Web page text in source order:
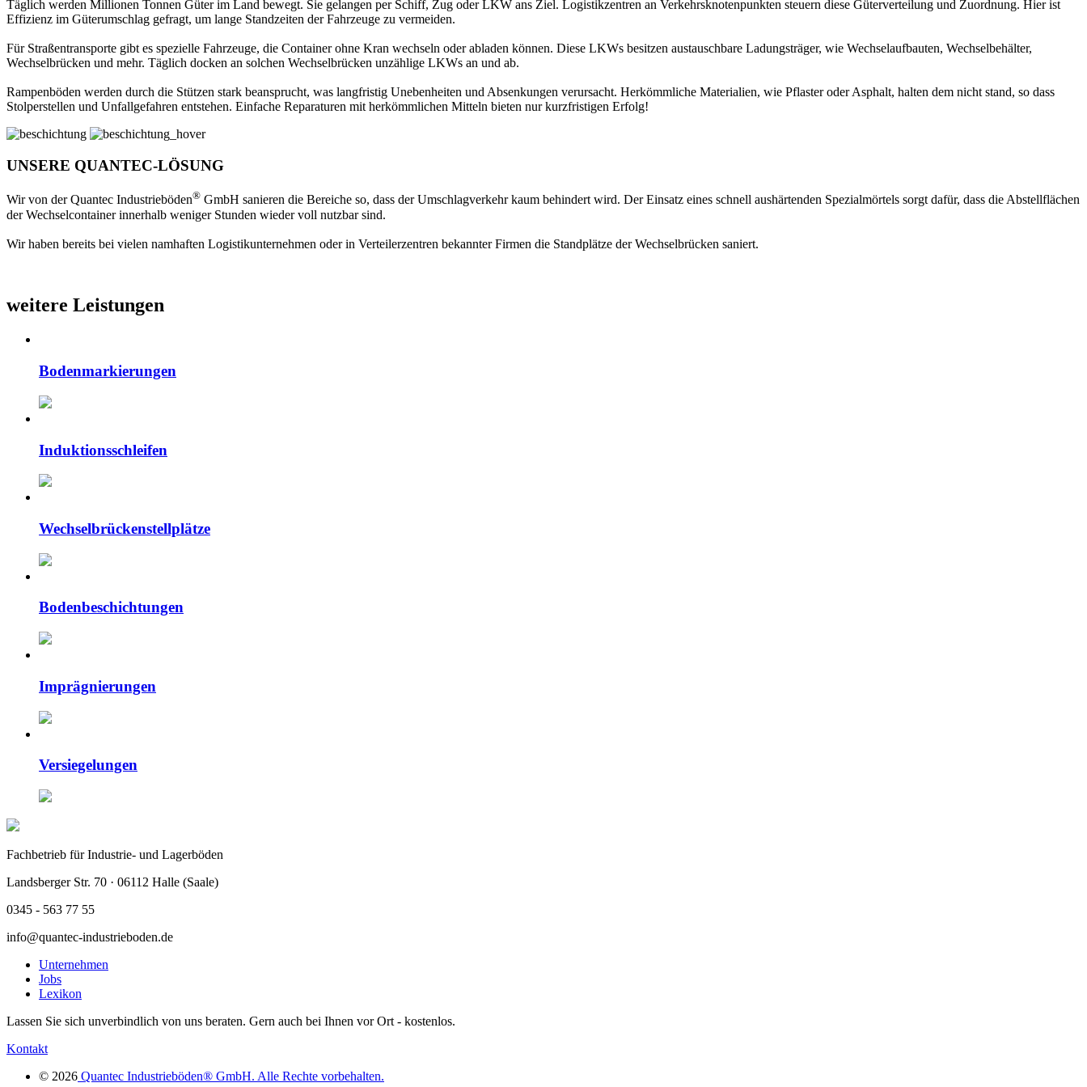
Täglich werden Millionen Tonnen Güter im Land bewegt. Sie gelangen per Schiff, Zug oder LKW ans Ziel. Logistikzentren an Verkehrsknotenpunkten steuern diese Güterverteilung und Zuordnung. Hier ist
Effizienz im Güterumschlag gefragt, um lange Standzeiten der Fahrzeuge zu vermeiden.
Für Straßentransporte gibt es spezielle Fahrzeuge, die Container ohne Kran wechseln oder abladen können. Diese LKWs besitzen austauschbare Ladungsträger, wie Wechselaufbauten, Wechselbehälter,
Wechselbrücken und mehr. Täglich docken an solchen Wechselbrücken unzählige LKWs an und ab.
Rampenböden werden durch die Stützen stark beansprucht, was langfristig Unebenheiten und Absenkungen verursacht. Herkömmliche Materialien, wie Pflaster oder Asphalt, halten dem nicht stand, so dass
Stolperstellen und Unfallgefahren entstehen. Einfache Reparaturen mit herkömmlichen Mitteln bieten nur kurzfristigen Erfolg!
UNSERE QUANTEC-LÖSUNG
Wir von der Quantec Industrieböden® GmbH sanieren die Bereiche so, dass der Umschlagverkehr kaum behindert wird. Der Einsatz eines schnell aushärtenden Spezialmörtels sorgt dafür, dass die Abstellflächen
der Wechselcontainer innerhalb weniger Stunden wieder voll nutzbar sind.
Wir haben bereits bei vielen namhaften Logistikunternehmen oder in Verteilerzentren bekannter Firmen die Standplätze der Wechselbrücken saniert.
weitere Leistungen
Bodenmarkierungen
Induktionsschleifen
Wechselbrückenstellplätze
Bodenbeschichtungen
Imprägnierungen
Versiegelungen
Fachbetrieb für Industrie- und Lagerböden
Landsberger Str. 70 · 06112 Halle (Saale)
0345 - 563 77 55
info@quantec-industrieboden.de
Unternehmen
Jobs
Lexikon
Lassen Sie sich unverbindlich von uns beraten. Gern auch bei Ihnen vor Ort - kostenlos.
Kontakt
© 2026 Quantec Industrieböden® GmbH. Alle Rechte vorbehalten.